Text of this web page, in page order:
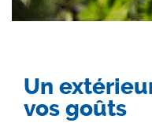
Un
vos goûts